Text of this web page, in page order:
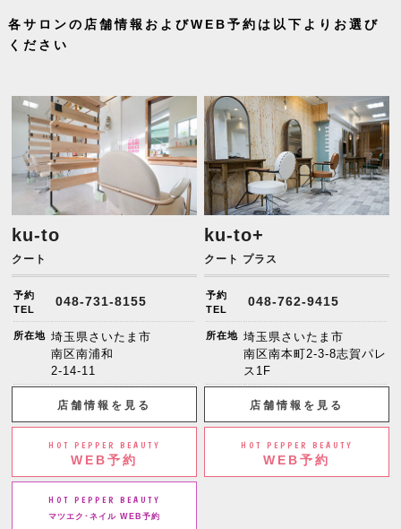
各サロンの店舗情報およびWEB予約は以下よりお選び
ください
ku-to
クート
予約
TEL
048-731-8155
所在地 埼玉県さいたま市
南区南浦和
2-14-11
店舗情報を見る
HOT PEPPER BEAUTY
WEB予約
HOT PEPPER BEAUTY
マツエク･ネイル WEB予約
ku-to+
クート プラス
予約
TEL
048-762-9415
所在地 埼玉県さいたま市
南区南本町2-3-8志賀パレ
ス1F
店舗情報を見る
HOT PEPPER BEAUTY
WEB予約